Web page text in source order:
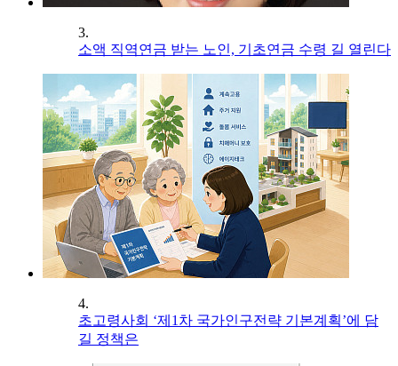
3.
소액 직역연금 받는 노인, 기초연금 수령 길 열린다
4.
초고령사회 ‘제1차 국가인구전략 기본계획’에 담
길 정책은